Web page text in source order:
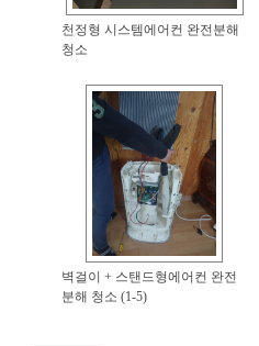
천정형 시스템에어컨 완전분해
청소
벽걸이 + 스탠드형에어컨 완전
분해 청소 (1-5)